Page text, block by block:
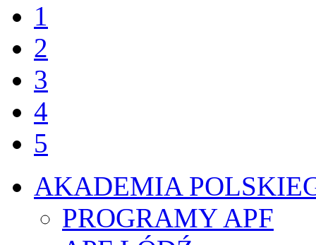
1
2
3
4
5
AKADEMIA
PROGRAMY APF